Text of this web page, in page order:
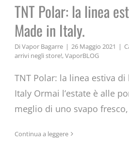
TNT Polar: la linea
Made in Italy.
Di Vapor Bagarre | 26 Maggio 2021 |
arrivi negli store!,VaporBLOG
TNT Polar: la linea estiva
Italy Ormai l’estate è alle
meglio di uno svapo
Continua a leggere
ODIN DNA250c